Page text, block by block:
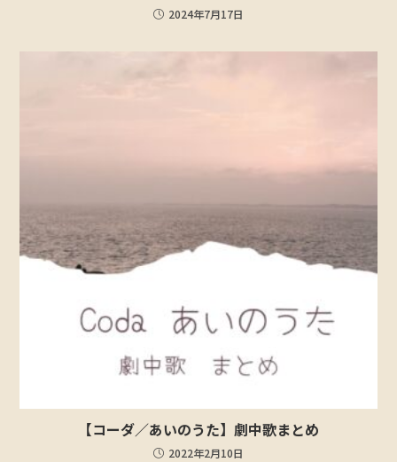
2024年7月17日
【コーダ／あいのうた】劇中歌まとめ
2022年2月10日